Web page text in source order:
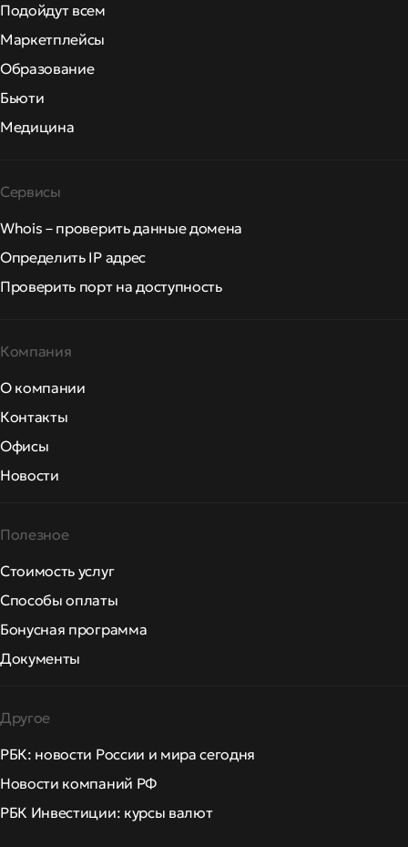
Подойдут всем
Маркетплейсы
Образование
Бьюти
Медицина
Сервисы
Whois – проверить данные домена
Определить IP адрес
Проверить порт на доступность
Компания
О компании
Контакты
Офисы
Новости
Полезное
Стоимость услуг
Способы оплаты
Бонусная программа
Документы
Другое
РБК: новости России и мира сегодня
Новости компаний РФ
РБК Инвестиции: курсы валют